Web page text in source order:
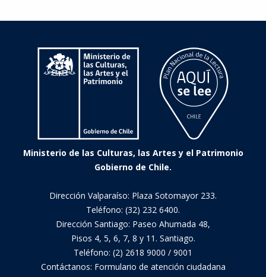
Chile
Ministerio de las Culturas, las Artes y el Patrimonio
Gobierno de Chile.
Dirección Valparaíso: Plaza Sotomayor 233.
Teléfono: (32) 232 6400.
Dirección Santiago: Paseo Ahumada 48,
Pisos 4, 5, 6, 7, 8 y 11. Santiago.
Teléfono: (2) 2618 9000 / 9001
Contáctanos: Formulario de atención ciudadana